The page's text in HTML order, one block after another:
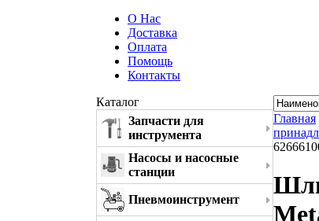
О Нас
Доставка
Оплата
Помощь
Контакты
Каталог
Запчасти для
инструмента
Насосы и насосные
станции
Пневмоинструмент
Главная